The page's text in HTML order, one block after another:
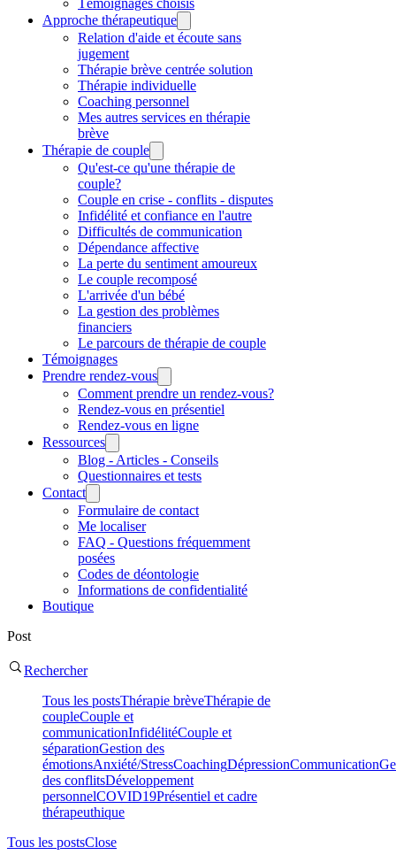
Approche thérapeutique
Relation d'aide et écoute sans
jugement
Thérapie brève centrée solution
Thérapie individuelle
Coaching personnel
Mes autres services en thérapie
brève
Thérapie de couple
Qu'est-ce qu'une thérapie de
couple?
Couple en crise - conflits - disputes
Infidélité et confiance en l'autre
Difficultés de communication
Dépendance affective
La perte du sentiment amoureux
Le couple recomposé
L'arrivée d'un bébé
La gestion des problèmes
financiers
Le parcours de thérapie de couple
Témoignages
Prendre rendez-vous
Comment prendre un rendez-vous?
Rendez-vous en présentiel
Rendez-vous en ligne
Ressources
Blog - Articles - Conseils
Questionnaires et tests
Contact
Formulaire de contact
Me localiser
FAQ - Questions fréquemment
posées
Codes de déontologie
Informations de confidentialité
Boutique
Post
Rechercher
Tous les postsThérapie brèveThérapie de
coupleCouple et
communicationInfidélitéCouple et
séparationGestion des
émotionsAnxiété/StressCoachingDépressionCommunication
des conflitsDéveloppement
personnelCOVID19Présentiel et cadre
thérapeuthique
Tous les postsClose